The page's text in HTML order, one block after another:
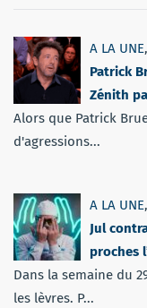
A LA UNE,
Patrick
Zénith
Alors que Patrick
d'agressions...
A LA UNE,
Jul
proches
Dans la semaine du
les lèvres. P...